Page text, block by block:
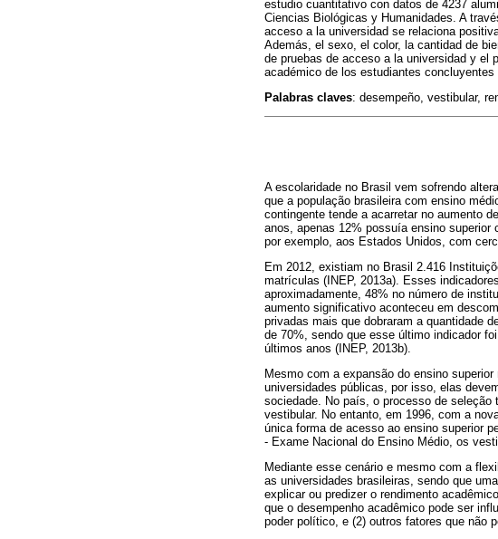
estudio cuantitativo con datos de 4237
Ciencias Biológicas y Humanidades. A
acceso a la universidad se relaciona
Además, el sexo, el color, la cantidad de
de pruebas de acceso a la universidad y el
académico de los estudiantes concluyentes
Palabras claves: desempeño, vestibular,
A escolaridade no Brasil vem sofrendo
que a população brasileira com ensino
contingente tende a acarretar no aumento
anos, apenas 12% possuía ensino superior
por exemplo, aos Estados Unidos, com
Em 2012, existiam no Brasil 2.416
matrículas (INEP, 2013a). Esses
aproximadamente, 48% no número de
aumento significativo aconteceu em
privadas mais que dobraram a quantidade
de 70%, sendo que esse último indicador
últimos anos (INEP, 2013b).
Mesmo com a expansão do ensino
universidades públicas, por isso, elas
sociedade. No país, o processo de seleção
vestibular. No entanto, em 1996, com a
única forma de acesso ao ensino superior
- Exame Nacional do Ensino Médio, os
Mediante esse cenário e mesmo com a
as universidades brasileiras, sendo que
explicar ou predizer o rendimento
que o desempenho acadêmico pode ser
poder político, e (2) outros fatores que não